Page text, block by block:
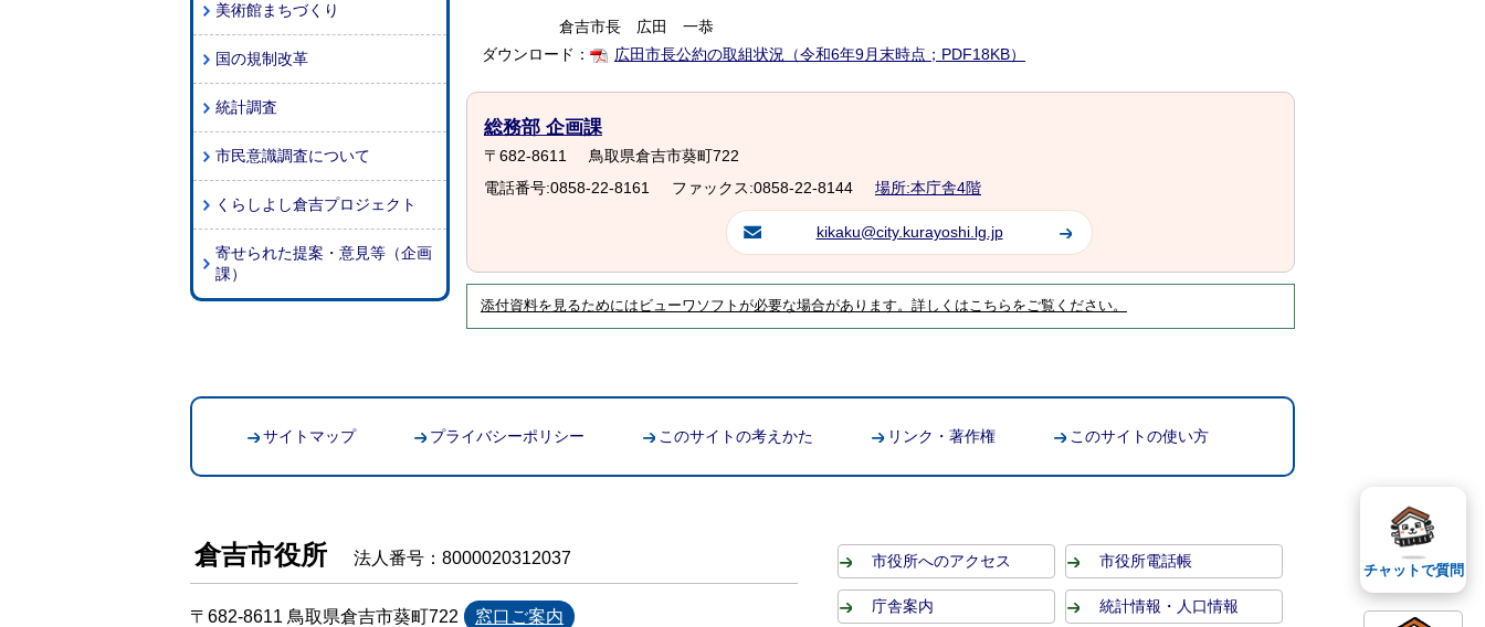
美術館まちづくり
国の規制改革
統計調査
市民意識調査について
くらしよし倉吉プロジェクト
寄せられた提案・意見等（企画
課）
倉吉市長 広田 一恭
ダウンロード：
広田市長公約の取組状況（令和6年9月末時点；PDF18KB）
総務部 企画課
〒682-8611
鳥取県倉吉市葵町722
電話番号:0858-22-8161
ファックス:0858-22-8144 場所:本庁舎4階
kikaku@city.kurayoshi.lg.jp
添付資料を見るためにはビューワソフトが必要な場合があります。詳しくはこちらをご覧ください。
サイトマップ プライバシーポリシー このサイトの考えかた リンク・著作権 このサイトの使い方
倉吉市役所 法人番号：8000020312037
〒682-8611 鳥取県倉吉市葵町722 窓口ご案内
市役所へのアクセス 市役所電話帳
庁舎案内 統計情報・人口情報
チャットで質問